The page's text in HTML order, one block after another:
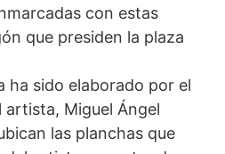
con estas
que presiden la plaza
ha sido elaborado por el
Miguel Ángel
las planchas que
ante las autoridades
de la legislación de
afectada puede
las autoridades reguladoras
reguladora competente